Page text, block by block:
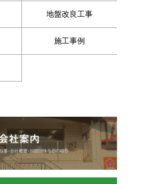
地盤改良工事
施工事例